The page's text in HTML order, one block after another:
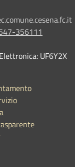
356111
UF6Y2X